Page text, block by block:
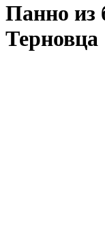
Панно из
Терновца